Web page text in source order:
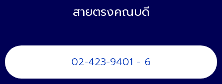
สายตรงคณบดี
02-423-9401 - 6